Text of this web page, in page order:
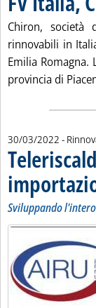
Chiron, società
rinnovabili in
Emilia
provincia di
30/03/2022 -
Sviluppando